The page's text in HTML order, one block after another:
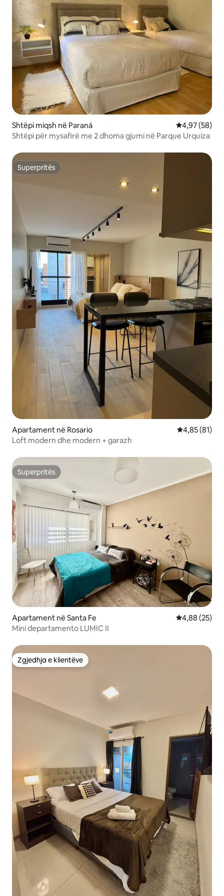
Shtëpi miqsh në Paraná Vlerësimi
4,97 (58)
Shtëpi për mysafirë me 2 dhoma gjumi në Parque Urquiza
Superpritës
Superpritës
Apartament në Rosario Vlerësimi
4,85 (81)
Loft modern dhe modern + garazh
Superpritës
Superpritës
Apartament në Santa Fe Vlerësimi
4,88 (25)
Mini departamento LUMIC II
Zgjedhja e klientëve
Zgjedhja e klientëve